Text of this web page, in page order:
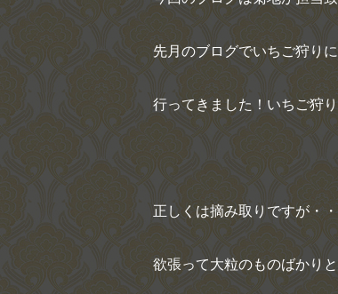
先月のブログでいちご狩り
行ってきました！いちご狩り
正しくは摘み取りですが・・
欲張って大粒のものばかり